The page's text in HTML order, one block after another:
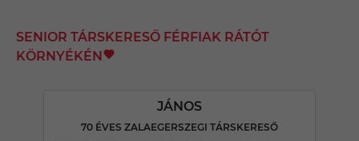
SENIOR TÁRSKERESŐ FÉRFIAK RÁTÓT
KÖRNYÉKÉN
JÁNOS
70 ÉVES ZALAEGERSZEGI TÁRSKERESŐ